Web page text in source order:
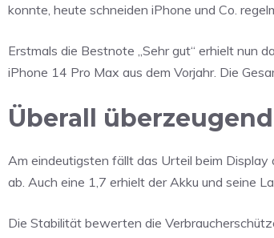
konnte, heute schneiden iPhone und Co.
Erstmals die Bestnote „Sehr gut“ erhielt nun
iPhone 14 Pro Max aus dem Vorjahr. Die
Überall überzeugend
Am eindeutigsten fällt das Urteil beim
ab. Auch eine 1,7 erhielt der Akku und seine
Die Stabilität bewerten die